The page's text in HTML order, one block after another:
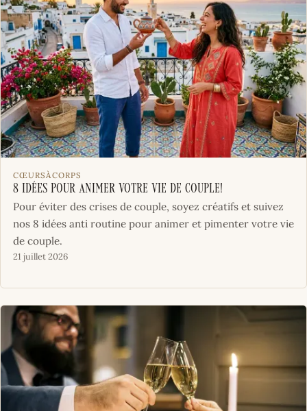
CŒURSÀCORPS
8 idées pour animer votre vie de couple!
Pour éviter des crises de couple, soyez créatifs et suivez
nos 8 idées anti routine pour animer et pimenter votre vie
de couple.
21 juillet 2026